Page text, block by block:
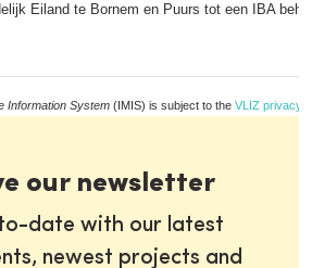
Eiland te Bornem en Puurs tot een IBA
Information System (IMIS) is subject to the VLIZ privacy
our newsletter
date with our latest
newest projects and